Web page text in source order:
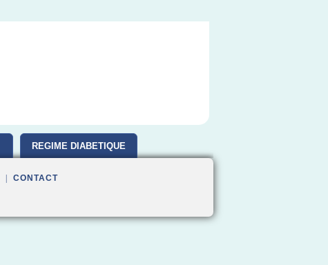
REGIME DIABETIQUE
CONTACT